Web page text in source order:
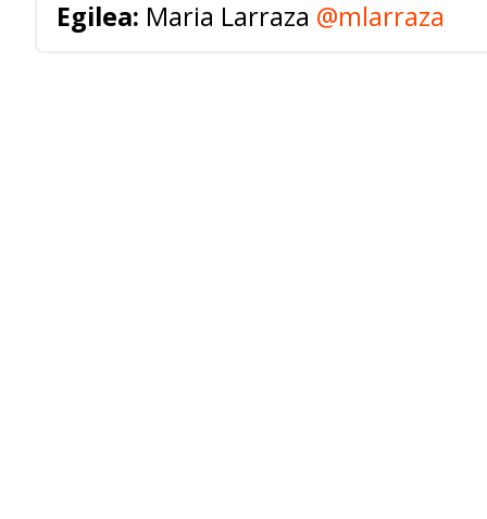
Egilea: Maria Larraza @mlarraza